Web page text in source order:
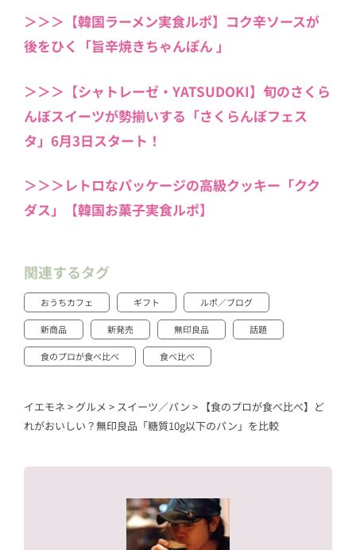
＞＞＞【韓国ラーメン実食ルポ】コク辛ソースが
後をひく「旨辛焼きちゃんぽん 」
＞＞＞【シャトレーゼ・YATSUDOKI】旬のさくら
んぼスイーツが勢揃いする「さくらんぼフェス
タ」6月3日スタート！
＞＞＞レトロなパッケージの高級クッキー「クク
ダス」【韓国お菓子実食ルポ】
関連するタグ
おうちカフェ ギフト ルポ／ブログ
新商品 新発売 無印良品 話題
食のプロが食べ比べ 食べ比べ
イエモネ > グルメ > スイーツ／パン > 【食のプロが食べ比べ】ど
れがおいしい？無印良品「糖質10g以下のパン」を比較